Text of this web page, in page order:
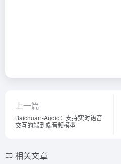
上一篇
Baichuan-Audio：支持实时语音
交互的端到端音频模型
相关文章